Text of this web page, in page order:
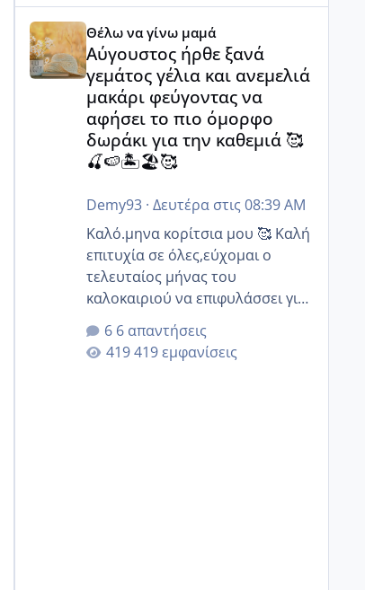
Αύγουστος ήρθε ξανά γεμάτος γέλια και
Θέλω να γίνω μαμά
Αύγουστος ήρθε ξανά
γεμάτος γέλια και ανεμελιά
μακάρι φεύγοντας να
αφήσει το πιο όμορφο
δωράκι για την καθεμιά 🥰
🍒🍉🏝️🏖️🥰
Demy93· Δευτέρα στις 08:39 AM
Καλό.μηνα κορίτσια μου 🥰 Καλή
επιτυχία σε όλες,εύχομαι ο
τελευταίος μήνας του
καλοκαιριού να επιφυλάσσει για
όλες σας την πιο όμορφη
έκπληξη 🧿 @Elk @Melikara86
@Παρασκευαιδου @Zenia z
6 απαντήσεις
419 εμφανίσεις